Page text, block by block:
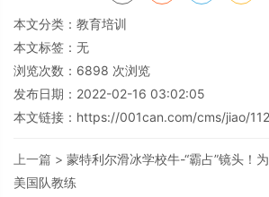
本文分类： 教育培训
本文标签：无
浏览次数： 6898 次浏览
发布日期：2022-02-16 03:02:05
本文链接： https://001can.com/cms/jiao/
上一篇 > 蒙特利尔滑冰学校牛-“霸占”镜头！
美国队教练